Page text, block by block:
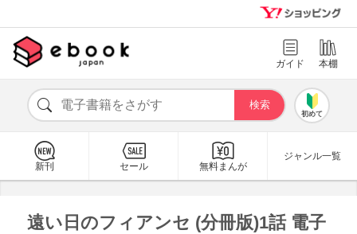
ガイド 本棚
初めて
新刊 セール 無料まんが
ジャンル一覧
遠い日のフィアンセ (分冊版)1話 電子